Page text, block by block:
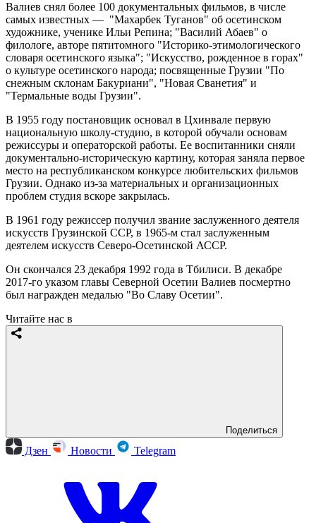
Валиев снял более 100 документальных фильмов, в числе
самых известных — "Махарбек Туганов" об осетинском
художнике, ученике Ильи Репина; "Василий Абаев" о
филологе, авторе пятитомного "Историко-этимологического
словаря осетинского языка"; "Искусство, рожденное в горах"
о культуре осетинского народа; посвященные Грузии "По
снежным склонам Бакуриани", "Новая Сванетия" и
"Термальные воды Грузии".
В 1955 году постановщик основал в Цхинвале первую
национальную школу-студию, в которой обучали основам
режиссуры и операторской работы. Ее воспитанники сняли
документально-историческую картину, которая заняла первое
место на республиканском конкурсе любительских фильмов
Грузии. Однако из-за материальных и организационных
проблем студия вскоре закрылась.
В 1961 году режиссер получил звание заслуженного деятеля
искусств Грузинской ССР, в 1965-м стал заслуженным
деятелем искусств Северо-Осетинской АССР.
Он скончался 23 декабря 1992 года в Тбилиси. В декабре
2017-го указом главы Северной Осетии Валиев посмертно
был награжден медалью "Во Славу Осетии".
Читайте нас в
Поделиться
Дзен Новости Telegram